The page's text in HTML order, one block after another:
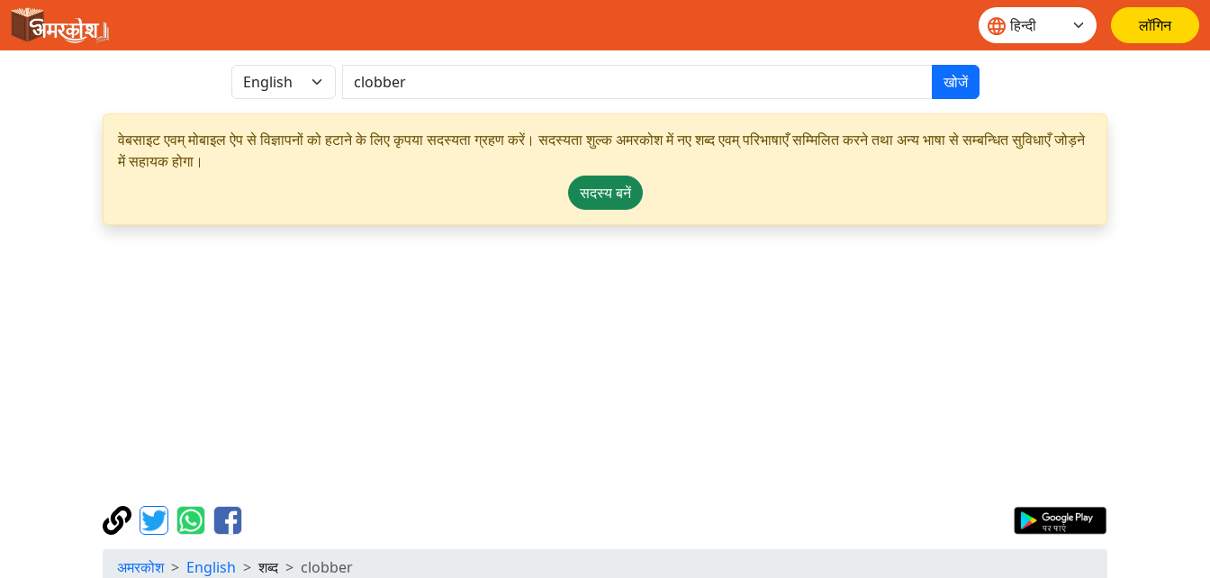
लॉगिन
खोजें
वेबसाइट एवम् मोबाइल ऐप से विज्ञापनों को हटाने के लिए कृपया सदस्यता ग्रहण करें। सदस्यता शुल्क अमरकोश में नए शब्द एवम् परिभाषाएँ सम्मिलित करने तथा अन्य भाषा से सम्बन्धित सुविधाएँ जोड़ने
में सहायक होगा।
सदस्य बनें
अमरकोश English शब्द clobber